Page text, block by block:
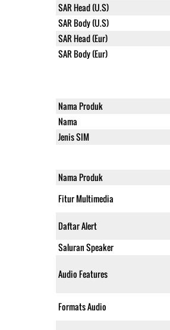
SAR Head (U.S)
SAR Body (U.S)
SAR Head (Eur)
SAR Body (Eur)
Nama Produk
Nama
Jenis SIM
Nama Produk
Fitur Multimedia
Daftar Alert
Saluran Speaker
Audio Features
Formats Audio